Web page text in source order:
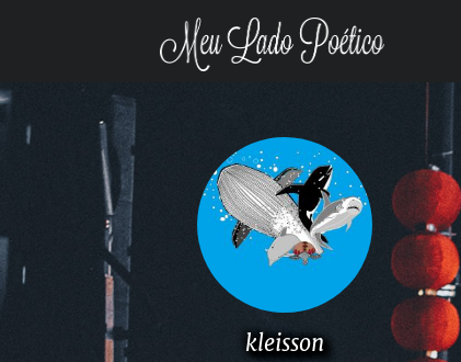
kleisson